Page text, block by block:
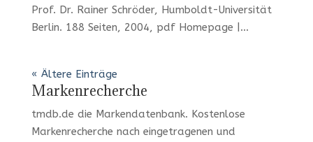
Prof. Dr. Rainer Schröder, Humboldt-Universität
Berlin. 188 Seiten, 2004, pdf Homepage |...
« Ältere Einträge
Markenrecherche
tmdb.de die Markendatenbank. Kostenlose
Markenrecherche nach eingetragenen und